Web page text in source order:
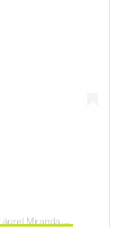
Una publicación compartida de Láurel Miranda (@laurelyeye)